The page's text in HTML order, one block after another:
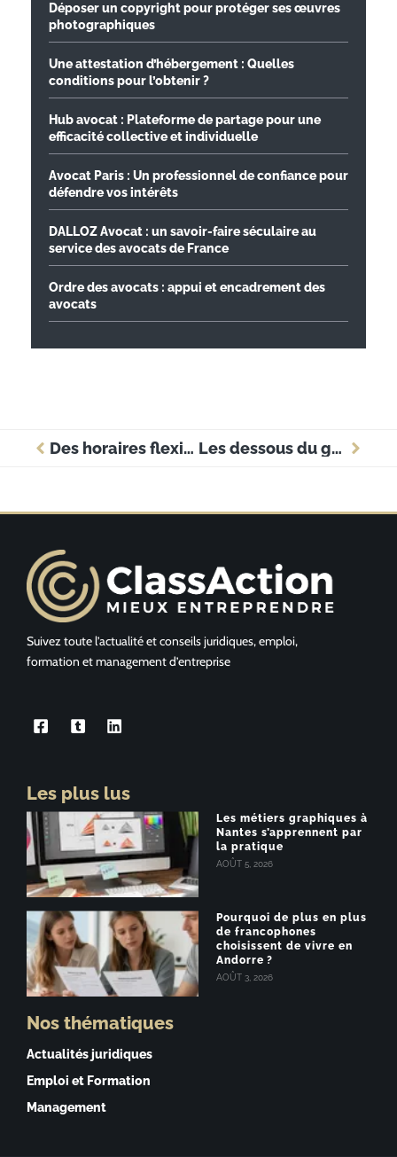
Déposer un copyright pour protéger ses œuvres
photographiques
Une attestation d’hébergement : Quelles
conditions pour l’obtenir ?
Hub avocat : Plateforme de partage pour une
efficacité collective et individuelle
Avocat Paris : Un professionnel de confiance pour
défendre vos intérêts
DALLOZ Avocat : un savoir-faire séculaire au
service des avocats de France
Ordre des avocats : appui et encadrement des
avocats
Des horaires flexibles révolutionnent le monde du travail en entreprise ! Les dessous du gestionnaire de paie : atouts et limites décryptés
Suivez toute l’actualité et conseils juridiques, emploi,
formation et management d’entreprise
Les plus lus
Les métiers graphiques à
Nantes s’apprennent par
la pratique
AOÛT 5, 2026
Pourquoi de plus en plus
de francophones
choisissent de vivre en
Andorre ?
AOÛT 3, 2026
Nos thématiques
Actualités juridiques
Emploi et Formation
Management